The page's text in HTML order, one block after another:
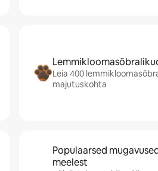
Leia 400
majutuskohta
Populaarsed
meelest